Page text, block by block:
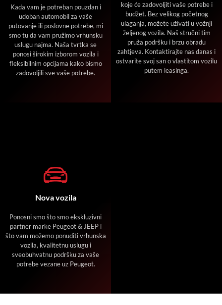
Kada vam je potreban pouzdan i
udoban automobil za vaše
putovanje ili poslovne potrebe, mi
smo tu da vam pružimo vrhunsku
uslugu najma. Naša tvrtka se
ponosi širokim izborom vozila i
fleksibilnim opcijama kako bismo
zadovoljili sve vaše potrebe.
koje će zadovoljiti vaše potrebe i
budžet. Bez velikog početnog
ulaganja, možete uživati u vožnji
željenog vozila. Naš stručni tim
pruža podršku i brzu obradu
zahtjeva. Kontaktirajte nas danas i
ostvarite svoj san o vlastitom vozilu
putem leasinga.
Nova vozila
Ponosni smo što smo ekskluzivni
partner marke Peugeot & JEEP i
što vam možemo ponuditi vrhunska
vozila, kvalitetnu uslugu i
sveobuhvatnu podršku za vaše
potrebe vezane uz Peugeot.